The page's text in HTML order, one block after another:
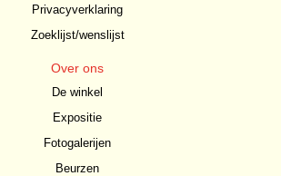
Privacyverklaring
Zoeklijst/wenslijst
Over ons
De winkel
Expositie
Fotogalerijen
Beurzen